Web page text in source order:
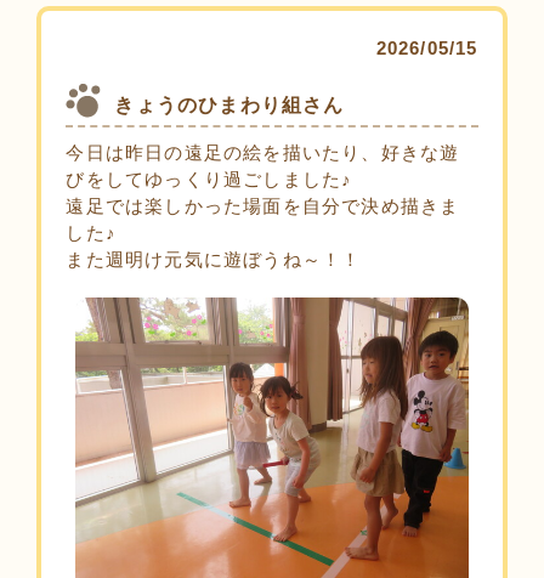
2026/05/15
きょうのひまわり組さん
今日は昨日の遠足の絵を描いたり、好きな遊
びをしてゆっくり過ごしました♪
遠足では楽しかった場面を自分で決め描きま
した♪
また週明け元気に遊ぼうね～！！